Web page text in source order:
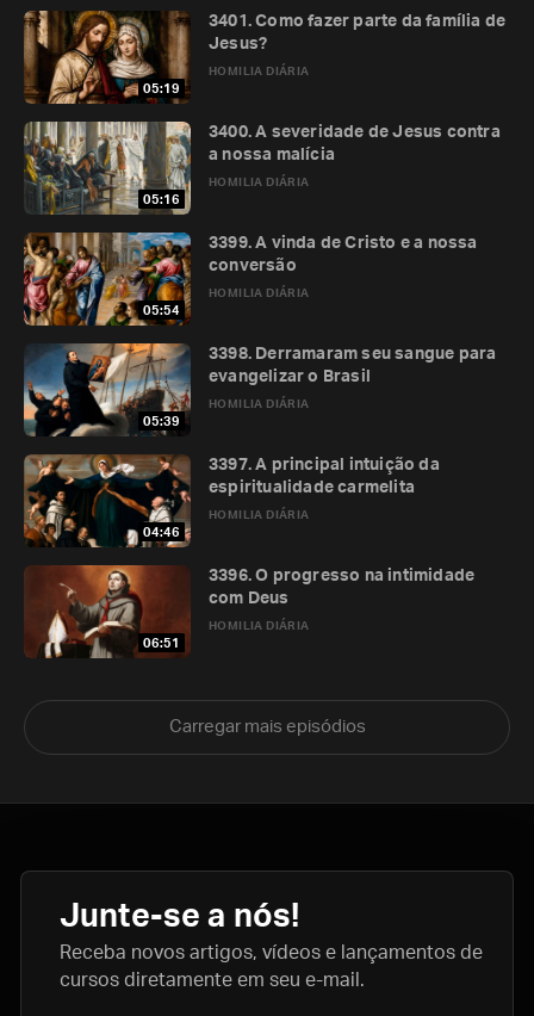
05:19
HOMILIA DIÁRIA
3401. Como fazer parte da família de
Jesus?
05:16
HOMILIA DIÁRIA
3400. A severidade de Jesus contra
a nossa malícia
05:54
HOMILIA DIÁRIA
3399. A vinda de Cristo e a nossa
conversão
05:39
HOMILIA DIÁRIA
3398. Derramaram seu sangue para
evangelizar o Brasil
04:46
HOMILIA DIÁRIA
3397. A principal intuição da
espiritualidade carmelita
06:51
HOMILIA DIÁRIA
3396. O progresso na intimidade
com Deus
Carregar mais episódios
Junte-se a nós!
Receba novos artigos, vídeos e lançamentos de
cursos diretamente em seu e-mail.